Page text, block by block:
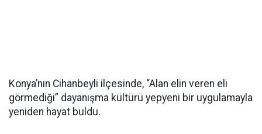
Konya’nın Cihanbeyli ilçesinde, “Alan elin veren eli
görmediği” dayanışma kültürü yepyeni bir uygulamayla
yeniden hayat buldu.